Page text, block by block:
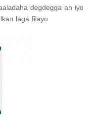
degdegga ah iyo
laga filayo